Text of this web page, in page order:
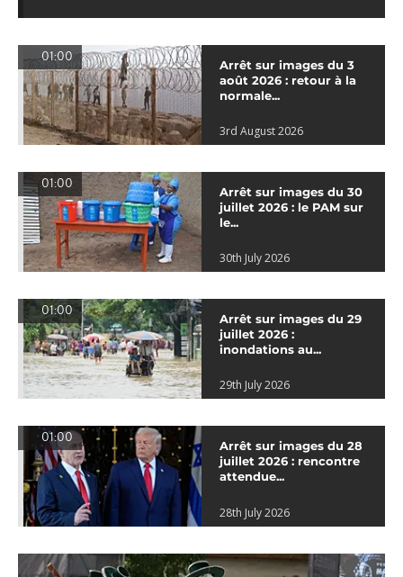
01:00
Arrêt sur images du 3
août 2026 : retour à la
normale...
3rd August 2026
01:00
Arrêt sur images du 30
juillet 2026 : le PAM sur
le...
30th July 2026
01:00
Arrêt sur images du 29
juillet 2026 :
inondations au...
29th July 2026
01:00
Arrêt sur images du 28
juillet 2026 : rencontre
attendue...
28th July 2026